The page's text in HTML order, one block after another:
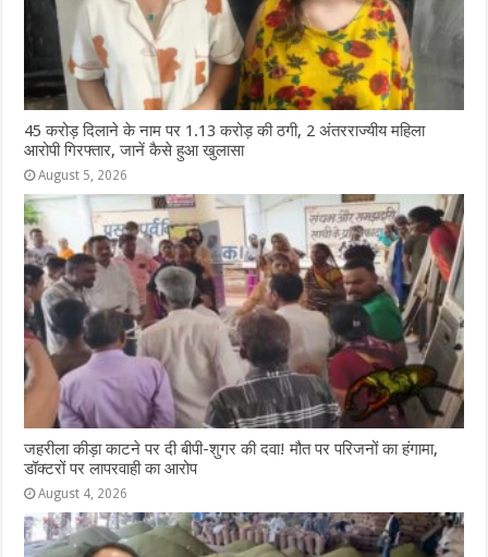
45 करोड़ दिलाने के नाम पर 1.13 करोड़ की ठगी, 2 अंतरराज्यीय महिला
आरोपी गिरफ्तार, जानें कैसे हुआ खुलासा
August 5, 2026
जहरीला कीड़ा काटने पर दी बीपी-शुगर की दवा! मौत पर परिजनों का हंगामा,
डॉक्टरों पर लापरवाही का आरोप
August 4, 2026